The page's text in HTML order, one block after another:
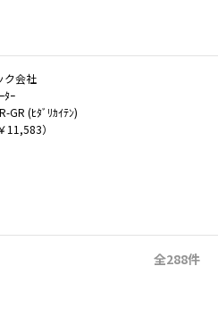
ク会社
ﾀｰ
GR (ﾋﾀﾞﾘｶｲﾃﾝ)
11,583）
全288件